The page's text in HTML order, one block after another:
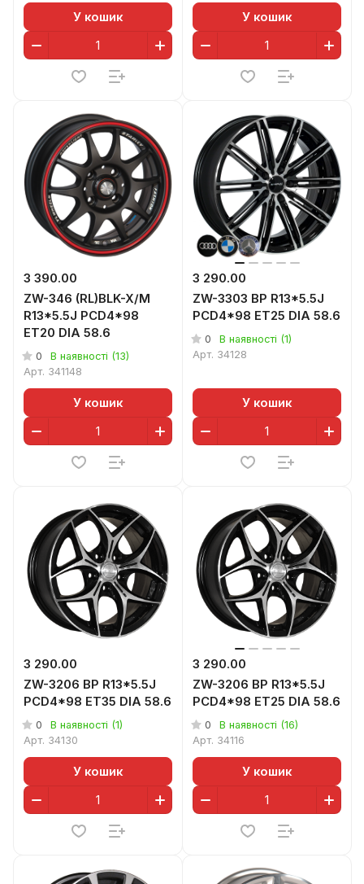
У кошик У кошик
3 390.00
ZW-346 (RL)BLK-X/M
R13*5.5J PCD4*98
ET20 DIA 58.6
0
В наявності (13)
Арт. 341148
У кошик
3 290.00
ZW-3303 BP R13*5.5J
PCD4*98 ET25 DIA 58.6
0
В наявності (1)
Арт. 34128
У кошик
3 290.00
ZW-3206 BP R13*5.5J
PCD4*98 ET35 DIA 58.6
0
В наявності (1)
Арт. 34130
У кошик
3 290.00
ZW-3206 BP R13*5.5J
PCD4*98 ET25 DIA 58.6
0
В наявності (16)
Арт. 34116
У кошик